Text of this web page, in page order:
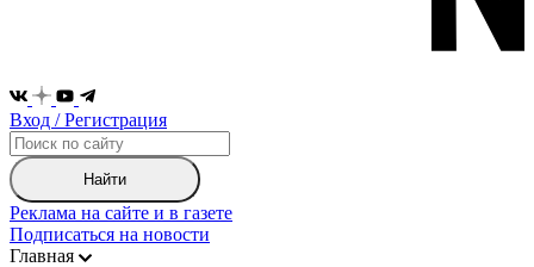
Вход / Регистрация
Найти
Реклама на сайте и в газете
Подписаться на новости
Главная